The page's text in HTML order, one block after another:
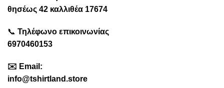
θησέως 42 καλλιθέα 17674
📞 Τηλέφωνο επικοινωνίας
6970460153
✉️ Emai l:
info@tshirtland.store